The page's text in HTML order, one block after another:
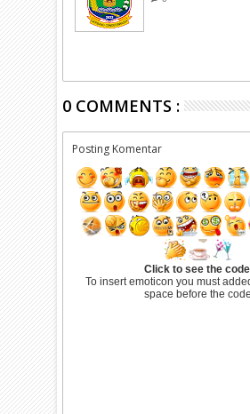
0 COMMENTS :
Posting Komentar
Click to see the
To insert emoticon you must
space before the code.